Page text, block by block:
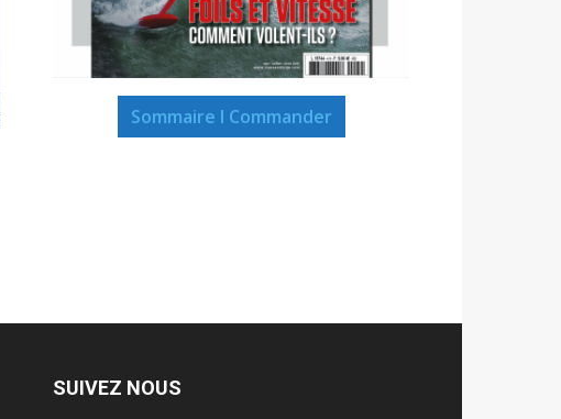
Sommaire I Commander
SUIVEZ NOUS